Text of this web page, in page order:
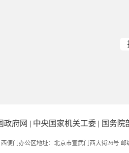
政府网 | 中央国家机关工委 | 国务院
西便门办公区地址：北京市宣武门西大街26号